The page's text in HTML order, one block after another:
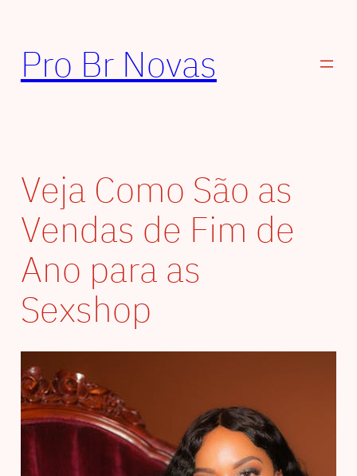
conteúdo
Pro Br Novas
Veja Como São as
Vendas de Fim de
Ano para as
Sexshop